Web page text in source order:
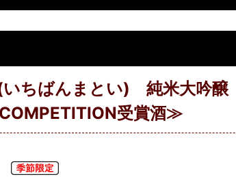
ちばんまとい) 純米大吟醸
受賞酒≫